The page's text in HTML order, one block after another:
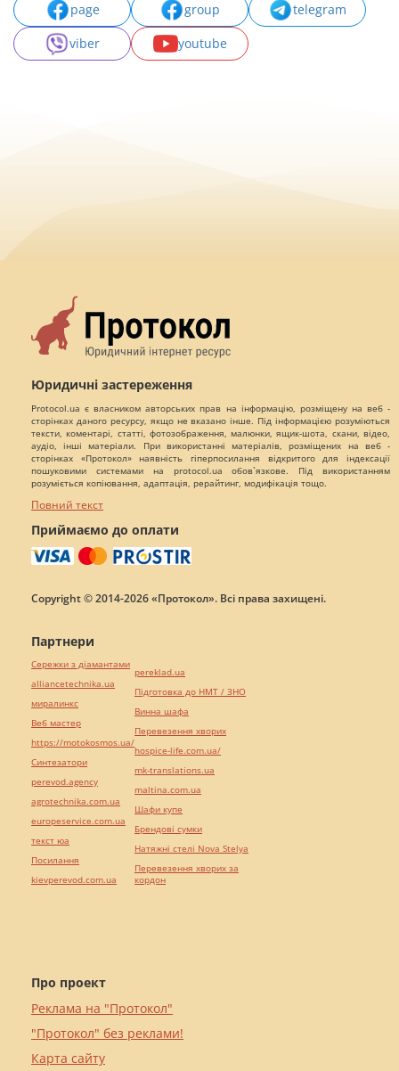
page group
telegram
viber
youtube
Юридичні застереження
Protocol.ua є власником авторських прав на інформацію, розміщену на веб -
сторінках даного ресурсу, якщо не вказано інше. Під інформацією розуміються
тексти, коментарі, статті, фотозображення, малюнки, ящик-шота, скани, відео,
аудіо, інші матеріали. При використанні матеріалів, розміщених на веб -
сторінках «Протокол» наявність гіперпосилання відкритого для індексації
пошуковими системами на protocol.ua обов`язкове. Під використанням
розуміється копіювання, адаптація, рерайтинг, модифікація тощо.
Повний текст
Приймаємо до оплати
Copyright © 2014-2026 «Протокол». Всі права захищені.
Про проект
Реклама на "Протокол"
"Протокол" без реклами!
Карта сайту
Партнери
Сережки з діамантами
alliancetechnika.ua
миралинкс
Веб мастер
https://motokosmos.ua/
Синтезатори
perevod.agency
agrotechnika.com.ua
europeservice.com.ua
текст юа
Посилання
kievperevod.com.ua
pereklad.ua
Підготовка до НМТ / ЗНО
Винна шафа
Перевезення хворих
hospice-life.com.ua/
mk-translations.ua
maltina.com.ua
Шафи купе
Брендові сумки
Натяжні стелі Nova Stelya
Перевезення хворих за
кордон